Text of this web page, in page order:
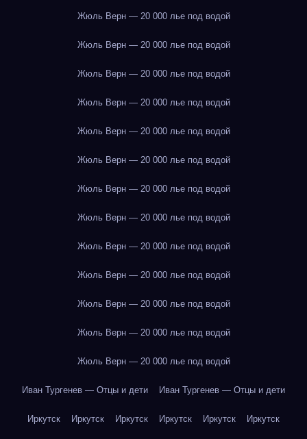
Жюль Верн — 20 000 лье под водой
Жюль Верн — 20 000 лье под водой
Жюль Верн — 20 000 лье под водой
Жюль Верн — 20 000 лье под водой
Жюль Верн — 20 000 лье под водой
Жюль Верн — 20 000 лье под водой
Жюль Верн — 20 000 лье под водой
Жюль Верн — 20 000 лье под водой
Жюль Верн — 20 000 лье под водой
Жюль Верн — 20 000 лье под водой
Жюль Верн — 20 000 лье под водой
Жюль Верн — 20 000 лье под водой
Жюль Верн — 20 000 лье под водой
Иван Тургенев — Отцы и дети Иван Тургенев — Отцы и дети
Иркутск Иркутск Иркутск Иркутск Иркутск Иркутск